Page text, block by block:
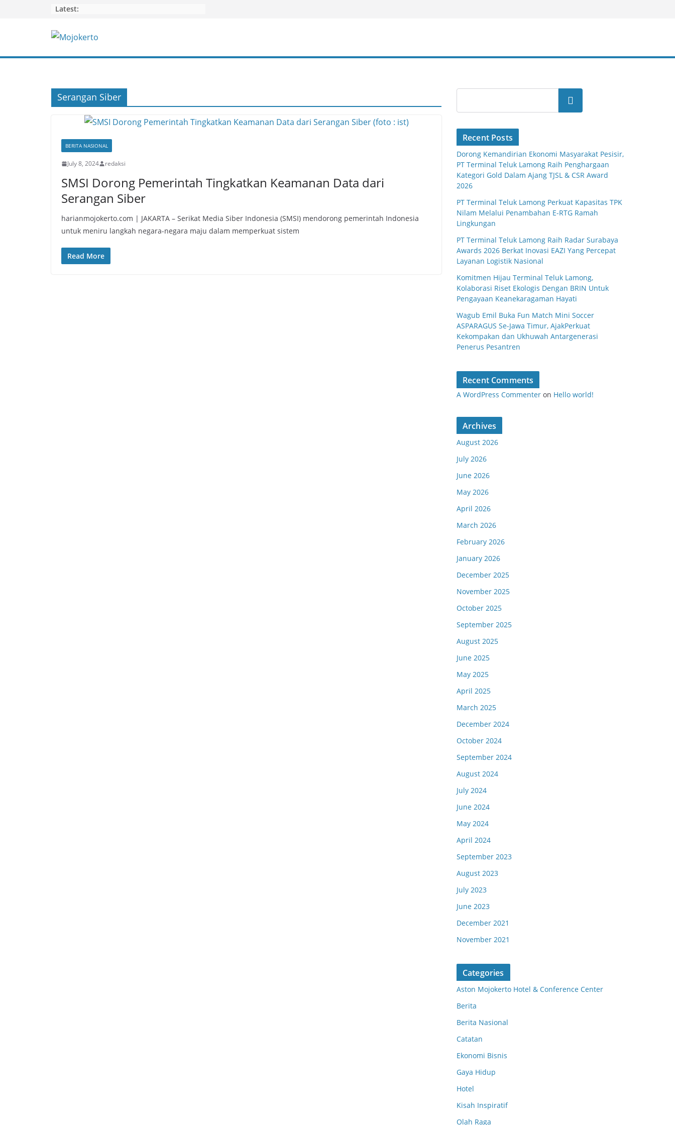
Latest:
Serangan Siber
BERITA NASIONAL
July 8, 2024 redaksi
SMSI Dorong Pemerintah Tingkatkan Keamanan Data dari
Serangan Siber
harianmojokerto.com | JAKARTA – Serikat Media Siber Indonesia (SMSI) mendorong pemerintah Indonesia
untuk meniru langkah negara-negara maju dalam memperkuat sistem
Read More
Search
Recent Posts
Dorong Kemandirian Ekonomi Masyarakat Pesisir,
PT Terminal Teluk Lamong Raih Penghargaan
Kategori Gold Dalam Ajang TJSL & CSR Award
2026
PT Terminal Teluk Lamong Perkuat Kapasitas TPK
Nilam Melalui Penambahan E-RTG Ramah
Lingkungan
PT Terminal Teluk Lamong Raih Radar Surabaya
Awards 2026 Berkat Inovasi EAZI Yang Percepat
Layanan Logistik Nasional
Komitmen Hijau Terminal Teluk Lamong,
Kolaborasi Riset Ekologis Dengan BRIN Untuk
Pengayaan Keanekaragaman Hayati
Wagub Emil Buka Fun Match Mini Soccer
ASPARAGUS Se-Jawa Timur, AjakPerkuat
Kekompakan dan Ukhuwah Antargenerasi
Penerus Pesantren
Recent Comments
A WordPress Commenter on Hello world!
Archives
August 2026
July 2026
June 2026
May 2026
April 2026
March 2026
February 2026
January 2026
December 2025
November 2025
October 2025
September 2025
August 2025
June 2025
May 2025
April 2025
March 2025
December 2024
October 2024
September 2024
August 2024
July 2024
June 2024
May 2024
April 2024
September 2023
August 2023
July 2023
June 2023
December 2021
November 2021
Categories
Aston Mojokerto Hotel & Conference Center
Berita
Berita Nasional
Catatan
Ekonomi Bisnis
Gaya Hidup
Hotel
Kisah Inspiratif
Olah Raga